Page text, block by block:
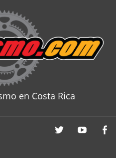
en Costa Rica